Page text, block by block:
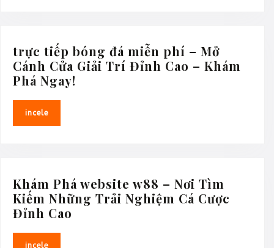
tv
–
trực tiếp bóng đá miễn phí – Mở
Cánh Cửa Giải Trí Đỉnh Cao – Khám
Phá Ngay!
Mở
Cánh
inceleincele
Khám Phá website w88 – Nơi Tìm
Kiếm Những Trải Nghiệm Cá Cược
Đỉnh Cao
inceleincele